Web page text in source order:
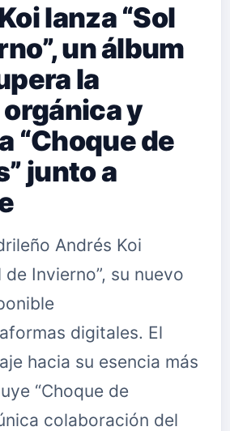
lanza “Sol
un álbum
la
y
“Choque de
junto a
Andrés Koi
de Invierno”, su nuevo
digitales. El
hacia su esencia más
“Choque de
colaboración del